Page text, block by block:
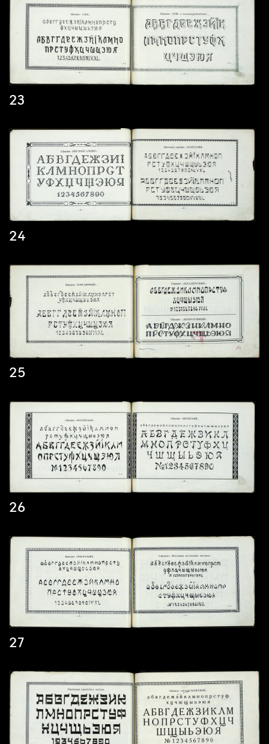
23
24
25
26
27